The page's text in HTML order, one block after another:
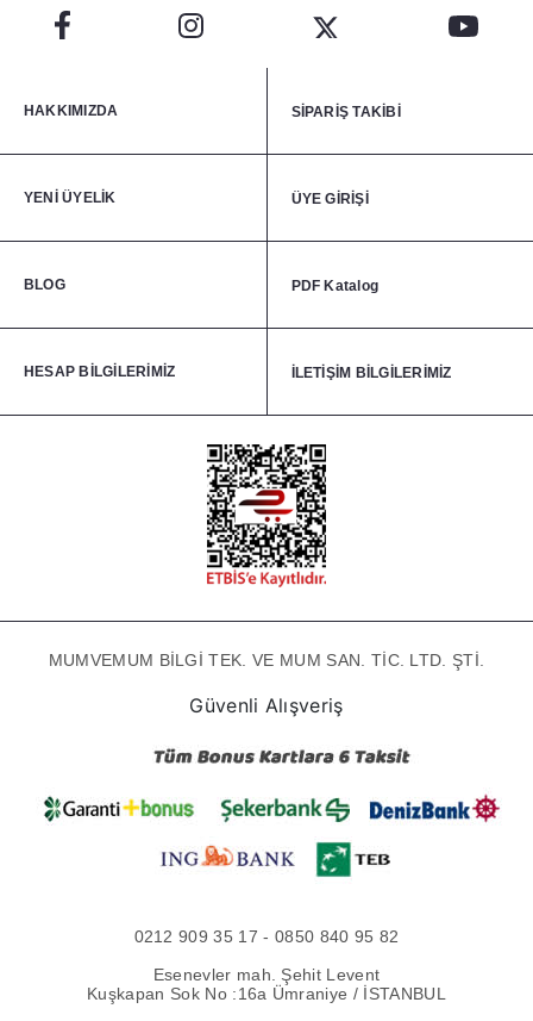
HAKKIMIZDA SİPARİŞ TAKİBİ
YENİ ÜYELİK ÜYE GİRİŞİ
BLOG PDF Katalog
HESAP BİLGİLERİMİZ İLETİŞİM BİLGİLERİMİZ
MUMVEMUM BİLGİ TEK. VE MUM SAN. TİC. LTD. ŞTİ.
Güvenli Alışveriş
0212 909 35 17 - 0850 840 95 82
Esenevler mah. Şehit Levent
Kuşkapan Sok No :16a Ümraniye / İSTANBUL